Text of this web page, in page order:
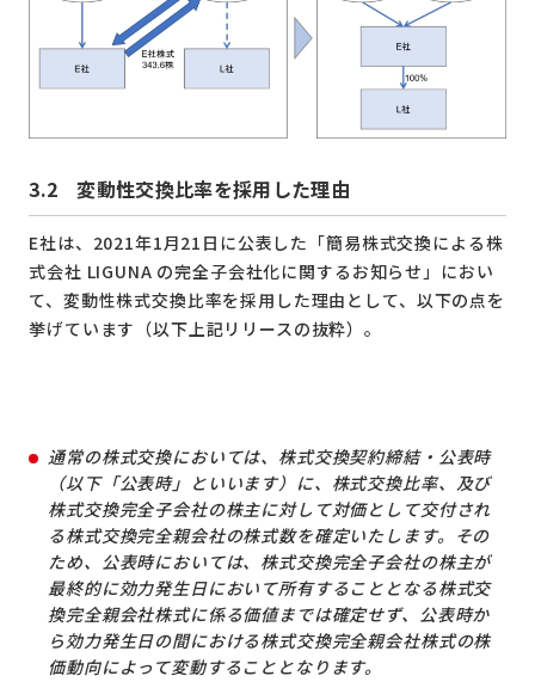
3.2 変動性交換比率を採用した理由
E社は、2021年1月21日に公表した「簡易株式交換による株
式会社 LIGUNA の完全子会社化に関するお知らせ」におい
て、変動性株式交換比率を採用した理由として、以下の点を
挙げています（以下上記リリースの抜粋）。
通常の株式交換においては、株式交換契約締結・公表時
（以下「公表時」といいます）に、株式交換比率、及び
株式交換完全子会社の株主に対して対価として交付され
る株式交換完全親会社の株式数を確定いたします。その
ため、公表時においては、株式交換完全子会社の株主が
最終的に効力発生日において所有することとなる株式交
換完全親会社株式に係る価値までは確定せず、公表時か
ら効力発生日の間における株式交換完全親会社株式の株
価動向によって変動することとなります。